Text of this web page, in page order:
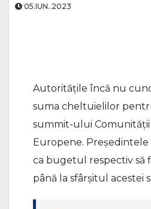
05.IUN..2023
Autoritățile încă nu
suma cheltuielilor
summit-ului Comunității
Europene. Președintele
ca bugetul respectiv să
până la sfârșitul acestei